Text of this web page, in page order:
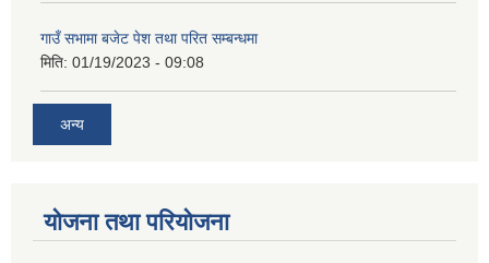
गाउँ सभामा बजेट पेश तथा परित सम्बन्धमा
मिति: 01/19/2023 - 09:08
अन्य
योजना तथा परियोजना